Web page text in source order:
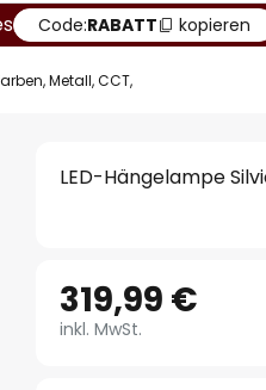
Code:RABATT kopieren
Metall, CCT,
LED-Hängelampe
319,99 €
inkl. MwSt.